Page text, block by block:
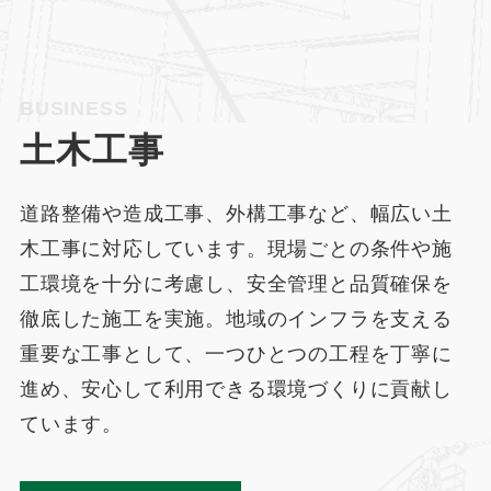
土木工事
道路整備や造成工事、外構工事など、幅広い土
木工事に対応しています。現場ごとの条件や施
工環境を十分に考慮し、安全管理と品質確保を
徹底した施工を実施。地域のインフラを支える
重要な工事として、一つひとつの工程を丁寧に
進め、安心して利用できる環境づくりに貢献し
ています。